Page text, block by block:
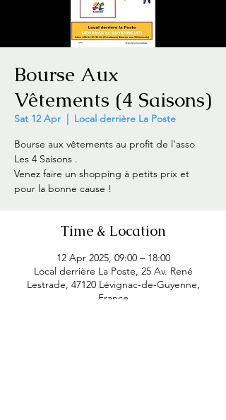
Bourse Aux
Vêtements (4 Saisons)
Sat 12 Apr
  |
Local derrière La Poste
Bourse aux vêtements au profit de l'asso
Les 4 Saisons .
Venez faire un shopping à petits prix et
pour la bonne cause !
Time & Location
12 Apr 2025, 09:00 – 18:00
Local derrière La Poste, 25 Av. René
Lestrade, 47120 Lévignac-de-Guyenne,
France